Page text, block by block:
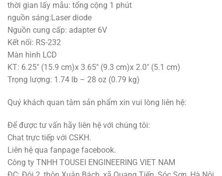
thời gian lấy mẫu: tổng cộng 1 phút
nguồn sáng:Laser diode
Nguồn cung cấp: adapter 6V
Kết nối: RS-232
Màn hình LCD
KT: 6.25″ (15.9 cm)x 3.65″ (9.3 cm)x 2.0″ (5.1 cm)
Trọng lượng: 1.74 lb – 28 oz (0.79 kg)
Quý khách quan tâm sản phẩm xin vui lòng liên hệ:
Để được tư vấn hãy liên hệ với chúng tôi:
Chat trực tiếp với CSKH.
Liên hệ qua fanpage facebook.
Công ty TNHH TOUSEI ENGINEERING VIET NAM